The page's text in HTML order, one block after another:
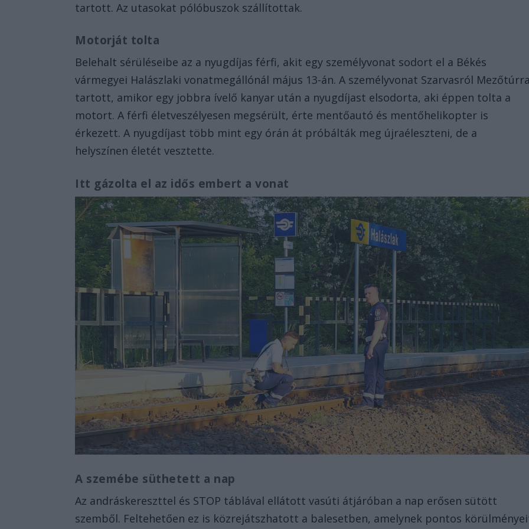
tartott. Az utasokat pólóbuszok szállítottak.
Motorját tolta
Belehalt sérüléseibe az a nyugdíjas férfi, akit egy személyvonat sodort el a Békés
vármegyei Halászlaki vonatmegállónál május 13-án. A személyvonat Szarvasról
tartott, amikor egy jobbra ívelő kanyar után a nyugdíjast elsodorta, aki éppen tolta a
motort. A férfi életveszélyesen megsérült, érte mentőautó és mentőhelikopter is
érkezett. A nyugdíjast több mint egy órán át próbálták meg újraéleszteni, de a
helyszínen életét vesztette.
Itt gázolta el az idős embert a vonat
A szemébe süthetett a nap
Az andráskereszttel és STOP táblával ellátott vasúti átjáróban a nap erősen sütött
szemből. Feltehetően ez is közrejátszhatott a balesetben, amelynek pontos